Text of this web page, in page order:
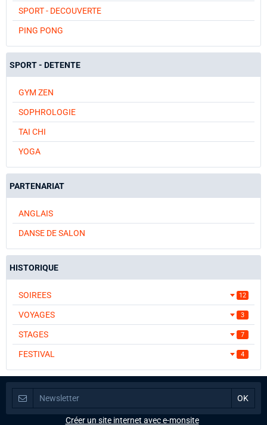
SPORT - DECOUVERTE
PING PONG
SPORT - DETENTE
GYM ZEN
SOPHROLOGIE
TAI CHI
YOGA
PARTENARIAT
ANGLAIS
DANSE DE SALON
HISTORIQUE
SOIREES 12
VOYAGES 3
STAGES 7
FESTIVAL 4
Créer un site internet avec e-monsite